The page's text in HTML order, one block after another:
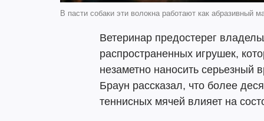
В пасти собаки эти волокна работают как
Ветеринар предостерег
распространенных игрушек,
незаметно наносить серьезный
Браун рассказал, что более
теннисных мячей влияет на